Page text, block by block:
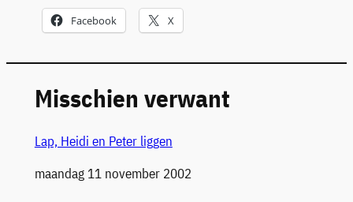
Facebook X
Misschien verwant
Lap, Heidi en Peter liggen
Datum
maandag 11 november 2002